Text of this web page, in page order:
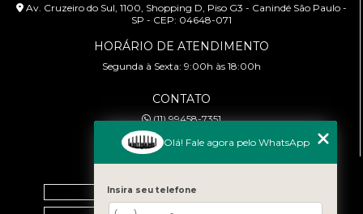
Av. Cruzeiro do Sul, 1100, Shopping D, Piso G3 - Canindé São Paulo -
SP - CEP: 04648-071
HORÁRIO DE ATENDIMENTO
Segunda à Sexta: 9:00h às 18:00h
CONTATO
(11) 99458-7351
cursoabtrans@gmail.com
Home
Olá! Fale agora pelo WhatsApp
Insira seu telefone